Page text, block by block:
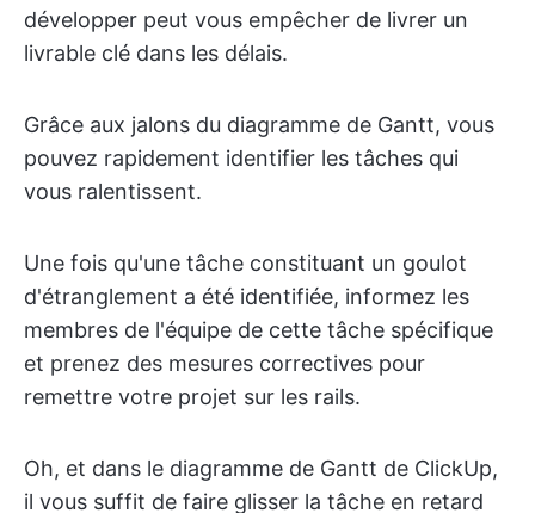
développer peut vous empêcher de livrer un
livrable clé dans les délais.
Grâce aux jalons du diagramme de Gantt, vous
pouvez rapidement identifier les tâches qui
vous ralentissent.
Une fois qu'une tâche constituant un goulot
d'étranglement a été identifiée, informez les
membres de l'équipe de cette tâche spécifique
et prenez des mesures correctives pour
remettre votre projet sur les rails.
Oh, et dans le diagramme de Gantt de ClickUp,
il vous suffit de faire glisser la tâche en retard